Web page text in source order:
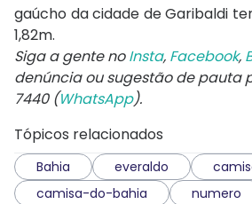
gaúcho da cidade de Garibaldi
1,82m.
Siga a gente noInsta, Facebook,
denúncia ou sugestão de pauta
7440 (WhatsApp).
Tópicos relacionados
Bahia everaldo
camisa-do-bahia
numero